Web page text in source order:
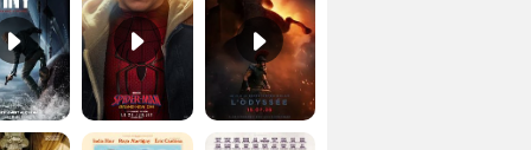
Le Triangle d'or Bande-annonce VF De la Comédie-Française Teaser VF